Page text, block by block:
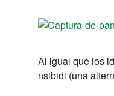
Al igual que los
nsibidi (una